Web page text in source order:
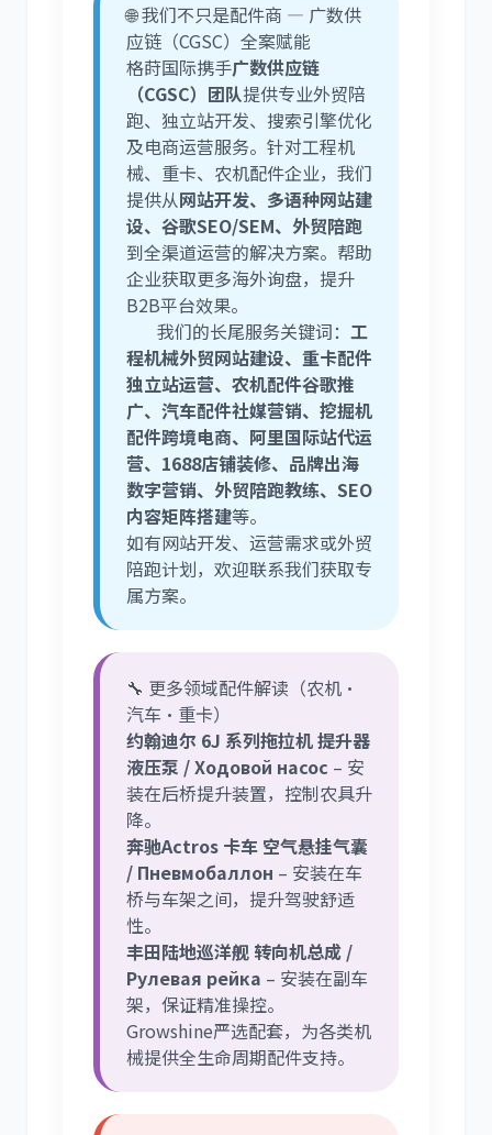
🌐 我们不只是配件商 — 广数供
应链（CGSC）全案赋能
格莳国际携手广数供应链
（CGSC）团队提供专业外贸陪
跑、独立站开发、搜索引擎优化
及电商运营服务。针对工程机
械、重卡、农机配件企业，我们
提供从网站开发、多语种网站建
设、谷歌SEO/SEM、外贸陪跑
到全渠道运营的解决方案。帮助
企业获取更多海外询盘，提升
B2B平台效果。
我们的长尾服务关键词： 工
程机械外贸网站建设、重卡配件
独立站运营、农机配件谷歌推
广、汽车配件社媒营销、挖掘机
配件跨境电商、阿里国际站代运
营、1688店铺装修、品牌出海
数字营销、外贸陪跑教练、SEO
内容矩阵搭建等。
如有网站开发、运营需求或外贸
陪跑计划，欢迎联系我们获取专
属方案。
🔧 更多领域配件解读（农机·
汽车·重卡）
约翰迪尔 6J 系列拖拉机 提升器
液压泵 / Ходовой насос – 安
装在后桥提升装置，控制农具升
降。
奔驰Actros 卡车 空气悬挂气囊
/ Пневмобаллон – 安装在车
桥与车架之间，提升驾驶舒适
性。
丰田陆地巡洋舰 转向机总成 /
Рулевая рейка – 安装在副车
架，保证精准操控。
Growshine严选配套，为各类机
械提供全生命周期配件支持。